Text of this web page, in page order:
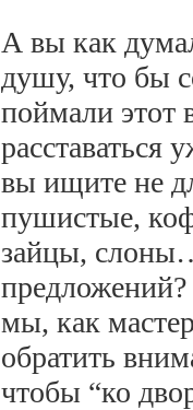
А вы как
душу, что бы
поймали этот
расставаться
вы ищите не
пушистые,
зайцы,
мы, как
обратить
чтобы “ко